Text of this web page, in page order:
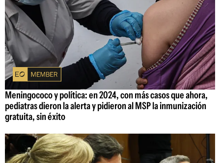
Meningococo y política: en 2024, con más casos que ahora,
pediatras dieron la alerta y pidieron al MSP la inmunización
gratuita, sin éxito